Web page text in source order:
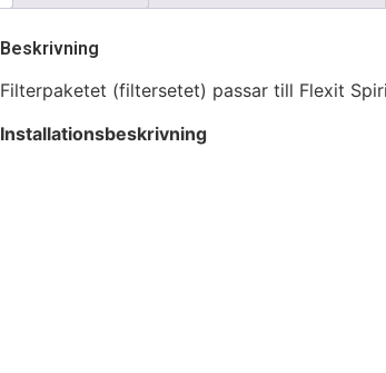
Beskrivning
Filterpaketet (filtersetet) passar till Flexit
Installationsbeskrivning